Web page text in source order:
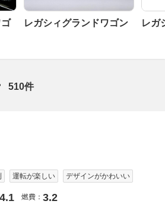
レガシィグランドワゴン レガ
510件
運転が楽しい デザインがかわいい
4.1 燃費： 3.2